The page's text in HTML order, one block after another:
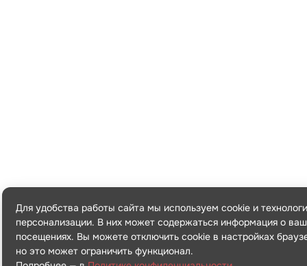
Для удобства работы сайта мы используем cookie и
персонализации. В них может содержаться информация о
посещениях. Вы можете отключить cookie в настройках
но это может ограничить функционал.